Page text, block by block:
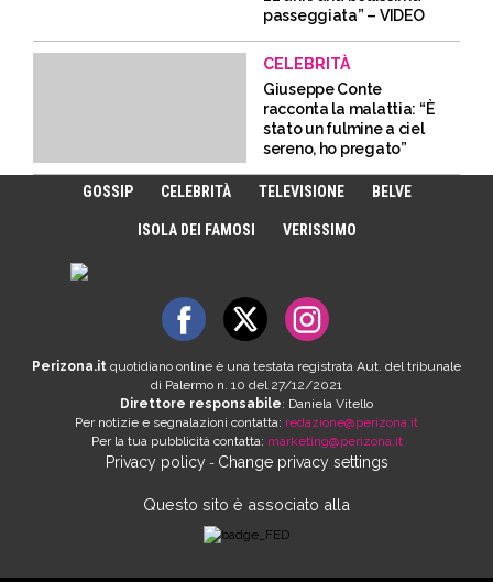
passeggiata” – VIDEO
CELEBRITÀ
Giuseppe Conte
racconta la malattia: “È
stato un fulmine a ciel
sereno, ho pregato”
GOSSIP CELEBRITÀ TELEVISIONE BELVE
ISOLA DEI FAMOSI VERISSIMO
Perizona.it quotidiano online è una testata registrata Aut. del tribunale
di Palermo n. 10 del 27/12/2021
Direttore responsabile: Daniela Vitello
Per notizie e segnalazioni contatta: redazione@perizona.it
Per la tua pubblicità contatta: marketing@perizona.it
Privacy policy- Change privacy settings
Questo sito è associato alla